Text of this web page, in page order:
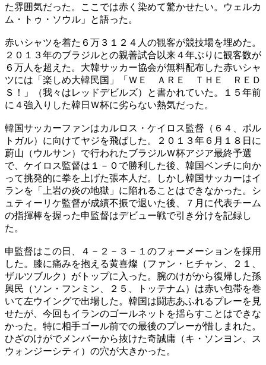
た雰囲気だった。ここでは赤く染めて驚かせたい。ウェルカ
ム・トゥ・ソウル」と語った。
赤いシャツを着た６万３１２４人の観客が競技場を埋めた。
２０１３年のブラジルとの親善試合以来４年ぶりに観客数が
６万人を超えた。大韓サッカー協会が無料配布した赤いシャ
ツには「楽しめ大韓民国」「ＷＥ ＡＲＥ ＴＨＥ ＲＥＤ
Ｓ！」（我々はレッドデビルズ）と書かれていた。１５年前
に４強入りした韓日Ｗ杯に劣らない熱気だった。
韓国サッカーファンはカルロス・ケイロス監督（６４、ポル
トガル）に向けてヤジを飛ばした。２０１３年６月１８日に
蔚山（ウルサン）で行われたブラジルＷ杯アジア最終予選
で、ケイロス監督は１－０で勝利した後、韓国ベンチに向か
って挑発的に拳を上げた張本人だ。しかし韓国サッカーはイ
ランを「上岩の炎の地獄」に陥れることはできなかった。シ
ュティーリケ監督が成績不振で退いた後、７月に代表チーム
の指揮棒を握った申監督はデビュー戦で引き分けを記録し
た。
申監督はこの日、４－２－３－１のフォーメーションを採用
した。膝に痛みを抱える黄喜燦（ファン・ヒチャン、２１、
ザルツブルク）がトップに入った。腕のけがから復帰した孫
興民（ソン・フンミン、２５、トッテナム）は赤い包帯を巻
いて左ウイングで出場した。韓国は闘志あふれるプレーを見
せたが、今回もイランのゴールネットを揺らすことはできな
かった。特に相手ゴール前での最後のプレーが惜しまれた。
ひざのけがでメンバーから抜けた奇誠庸（キ・ソンヨン、ス
ウォンジーシティ）の穴が大きかった。